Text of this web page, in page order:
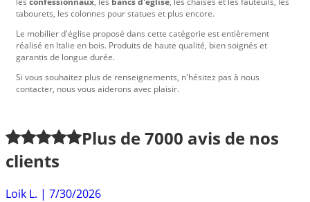
tabourets, les colonnes pour statues et plus encore.
Le mobilier d'église proposé dans cette catégorie est entièrement
réalisé en Italie en bois. Produits de haute qualité, bien soignés et
garantis de longue durée.
Si vous souhaitez plus de renseignements, n'hésitez pas à nous
contacter, nous vous aiderons avec plaisir.
Plus de7000 avis de nos
clients
Loik L. | 7/30/2026